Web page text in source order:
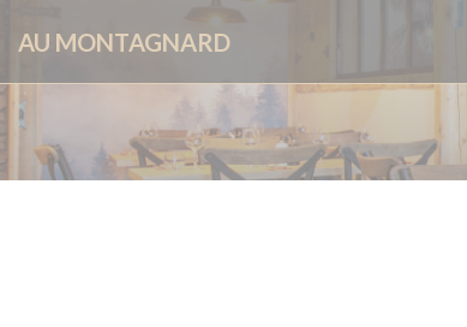
AU MONTAGNARD